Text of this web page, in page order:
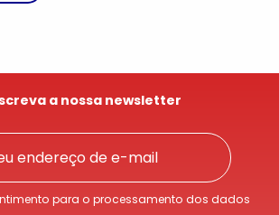
a nossa newsletter
para o processamento dos dados